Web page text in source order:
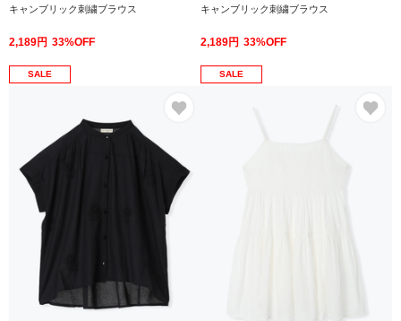
キャンブリック刺繍ブラウス
2,189円 33%OFF
キャンブリック刺繍ブラウス
2,189円 33%OFF
SALE SALE